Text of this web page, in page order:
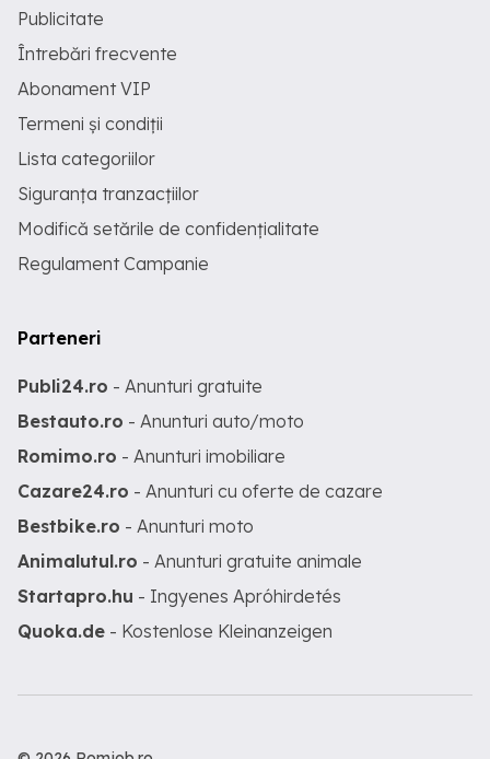
Publicitate
Întrebări frecvente
Abonament VIP
Termeni și condiții
Lista categoriilor
Siguranța tranzacțiilor
Modifică setările de confidențialitate
Regulament Campanie
Parteneri
Publi24.ro - Anunturi gratuite
Bestauto.ro - Anunturi auto/moto
Romimo.ro - Anunturi imobiliare
Cazare24.ro - Anunturi cu oferte de cazare
Bestbike.ro - Anunturi moto
Animalutul.ro - Anunturi gratuite animale
Startapro.hu - Ingyenes Apróhirdetés
Quoka.de - Kostenlose Kleinanzeigen